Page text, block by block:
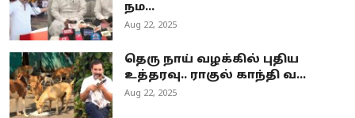
நம...
Aug 22, 2025
தெரு நாய் வழக்கில் புதிய
உத்தரவு.. ராகுல் காந்தி வ...
Aug 22, 2025